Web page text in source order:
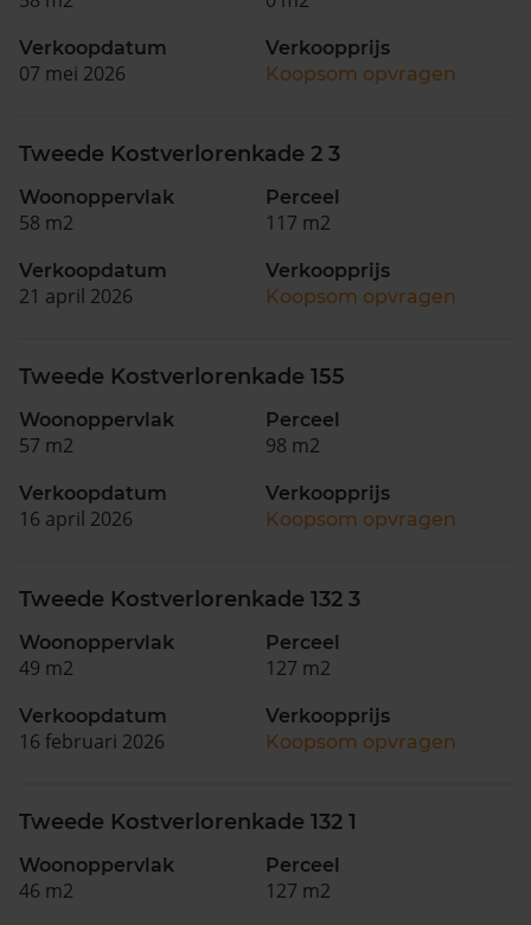
Verkoopdatum
07 mei 2026
Verkoopprijs
Koopsom opvragen
Tweede Kostverlorenkade 2 3
Woonoppervlak
58 m2
Perceel
117 m2
Verkoopdatum
21 april 2026
Verkoopprijs
Koopsom opvragen
Tweede Kostverlorenkade 155
Woonoppervlak
57 m2
Perceel
98 m2
Verkoopdatum
16 april 2026
Verkoopprijs
Koopsom opvragen
Tweede Kostverlorenkade 132 3
Woonoppervlak
49 m2
Perceel
127 m2
Verkoopdatum
16 februari 2026
Verkoopprijs
Koopsom opvragen
Tweede Kostverlorenkade 132 1
Woonoppervlak
46 m2
Perceel
127 m2